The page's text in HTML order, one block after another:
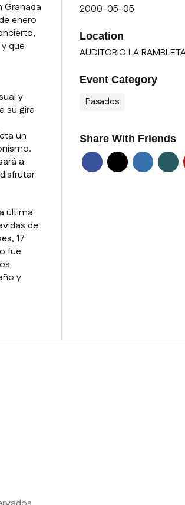
Granada
enero
que
y
su gira
un
a
última
de
17
fue
y
2000-05-05
Location
AUDITORIO LA
Event Category
Pasados
Share With Friends